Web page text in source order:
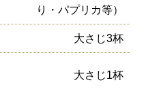
り・パプリカ等）
大さじ3杯
大さじ1杯